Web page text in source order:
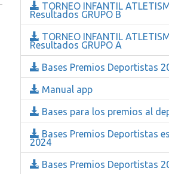
TORNEO INFANTIL
Resultados GRUPO B
TORNEO INFANTIL
Resultados GRUPO A
Bases Premios Deportistas
Manual app
Bases para los premios al
Bases Premios Deportistas
2024
Bases Premios Deportistas